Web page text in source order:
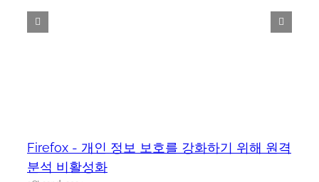
Firefox - 개인 정보 보호를 강화하기 위해 원격
분석 비활성화